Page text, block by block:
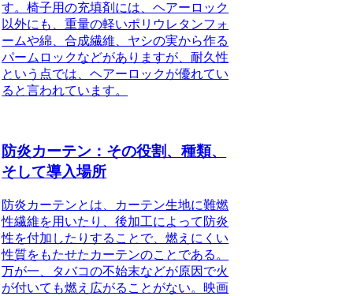
す。椅子用の充填剤には、ヘアーロック
以外にも、重量の軽いポリウレタンフォ
ームや綿、合成繊維、ヤシの実から作る
パームロックなどがありますが、耐久性
という点では、ヘアーロックが優れてい
ると言われています。
防炎カーテン：その役割、種類、
そして導入場所
防炎カーテンとは、カーテン生地に難燃
性繊維を用いたり、後加工によって防炎
性を付加したりすることで、燃えにくい
性質をもたせたカーテンのことである。
万が一、タバコの不始末などが原因で火
が付いても燃え広がることがない。映画